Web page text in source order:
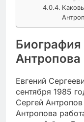
Биография
Антропова
Евгений
сентября 1985
Сергей
Антропова